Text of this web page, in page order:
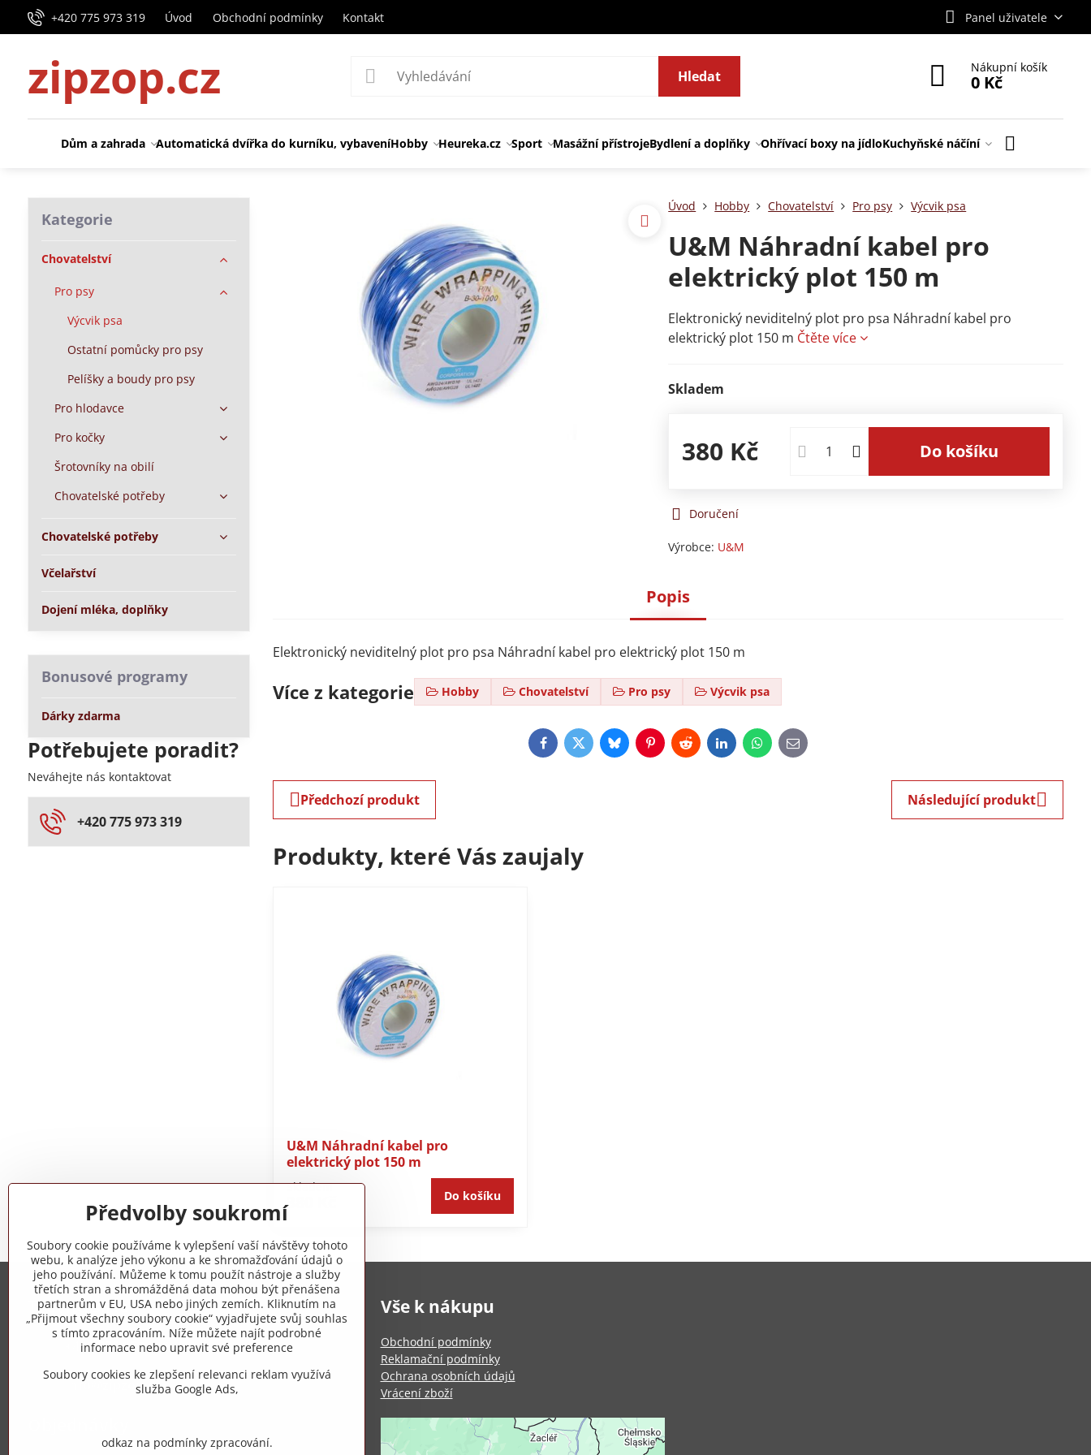
+420 775 973 319 Úvod Obchodní podmínky Kontakt Panel uživatele
zipzop.cz Hledat
Nákupní košík
0 Kč
Dům a zahrada Automatická dvířka do kurníku, vybaveníHobby Heureka.cz Sport Masážní přístrojeBydlení a doplňky Ohřívací boxy na jídloKuchyňské náčíní
Úvod Hobby Chovatelství Pro psy Výcvik psa
U&M Náhradní kabel pro
elektrický plot 150 m
Elektronický neviditelný plot pro psa Náhradní kabel pro
elektrický plot 150 m Čtěte více
Skladem
380 Kč Do košíku
Doručení
Výrobce: U&M
Popis
Elektronický neviditelný plot pro psa Náhradní kabel pro elektrický plot 150 m
Více z kategorie Hobby Chovatelství Pro psy Výcvik psa
FacebookTwitterBlueskyPinterestRedditLinkedInWhatsApp
E-
mail
Předchozí produkt Následující produkt
Produkty, které Vás zaujaly
U&M Náhradní kabel pro
elektrický plot 150 m
Skladem
380 Kč Do košíku
Kategorie
Chovatelství
Pro psy
Výcvik psa
Ostatní pomůcky pro psy
Pelíšky a boudy pro psy
Pro hlodavce
Pro kočky
Šrotovníky na obilí
Chovatelské potřeby
Chovatelské potřeby
Včelařství
Dojení mléka, doplňky
Bonusové programy
Dárky zdarma
Potřebujete poradit?
Neváhejte nás kontaktovat
+420 775 973 319
Trovita s.r.o.
+420 775 973 319
info​@zipzop​.cz
Vše k nákupu
Obchodní podmínky
Reklamační podmínky
Ochrana osobních údajů
Vrácení zboží
Předvolby soukromí
Soubory cookie používáme k vylepšení vaší návštěvy tohoto
webu, k analýze jeho výkonu a ke shromažďování údajů o
jeho používání. Můžeme k tomu použít nástroje a služby
třetích stran a shromážděná data mohou být přenášena
partnerům v EU, USA nebo jiných zemích. Kliknutím na
„Přijmout všechny soubory cookie“ vyjadřujete svůj souhlas
s tímto zpracováním. Níže můžete najít podrobné
informace nebo upravit své preference
Soubory cookies ke zlepšení relevanci reklam využívá
služba Google Ads,
odkaz na podmínky zpracování.